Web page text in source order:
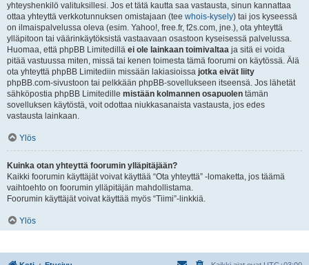
yhteyshenkilö valituksillesi. Jos et tätä kautta saa vastausta, sinun kannattaa
ottaa yhteyttä verkkotunnuksen omistajaan (tee whois-kysely) tai jos kyseessä
on ilmaispalvelussa oleva (esim. Yahoo!, free.fr, f2s.com, jne.), ota yhteyttä
ylläpitoon tai väärinkäytöksistä vastaavaan osastoon kyseisessä palvelussa.
Huomaa, että phpBB Limitedillä ei ole lainkaan toimivaltaa ja sitä ei voida
pitää vastuussa miten, missä tai kenen toimesta tämä foorumi on käytössä. Älä
ota yhteyttä phpBB Limitediin missään lakiasioissa jotka eivät liity
phpBB.com-sivustoon tai pelkkään phpBB-sovellukseen itseensä. Jos lähetät
sähköpostia phpBB Limitedille mistään kolmannen osapuolen tämän
sovelluksen käytöstä, voit odottaa niukkasanaista vastausta, jos edes
vastausta lainkaan.
Ylös
Kuinka otan yhteyttä foorumin ylläpitäjään?
Kaikki foorumin käyttäjät voivat käyttää “Ota yhteyttä” -lomaketta, jos täämä
vaihtoehto on foorumin ylläpitäjän mahdollistama.
Foorumin käyttäjät voivat käyttää myös “Tiimi”-linkkiä.
Ylös